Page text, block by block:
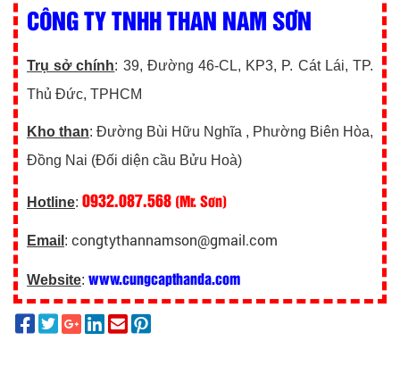
CÔNG TY TNHH THAN NAM SƠN
Trụ sở chính: 39, Đường 46-CL, KP3, P. Cát Lái, TP.
Thủ Đức, TPHCM
Kho than: Đường Bùi Hữu Nghĩa , Phường Biên Hòa,
Đồng Nai (Đối diện cầu Bửu Hoà)
Hotline: 0932.087.568 (Mr. Sơn)
Email : congtythannamson@gmail.com
Website: www.cungcapthanda.com